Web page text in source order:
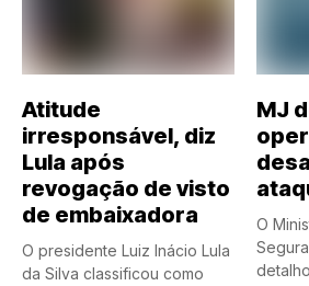
Atitude
irresponsável, diz
Lula após
revogação de visto
de embaixadora
O presidente Luiz Inácio Lula
da Silva classificou como
MJ
O